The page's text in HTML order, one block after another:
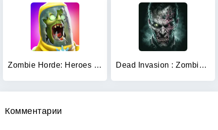
Zombie Horde: Heroes FPS & RPG Dead Invasion : Zombie Shooter
Комментарии